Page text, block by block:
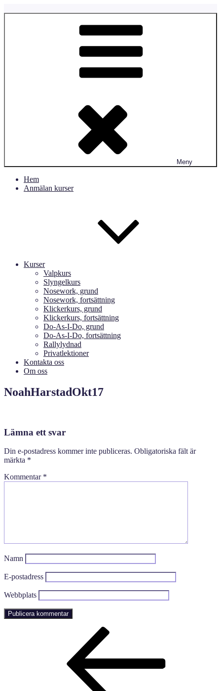
till
Fyrtassens Hundverksamhet
Meny
Hem
Anmälan kurser
Kurser
Valpkurs
Slyngelkurs
Nosework, grund
Nosework, fortsättning
Klickerkurs, grund
Klickerkurs, fortsättning
Do-As-I-Do, grund
Do-As-I-Do, fortsättning
Rallylydnad
Privatlektioner
Kontakta oss
Om oss
NoahHarstadOkt17
Lämna ett svar
Din e-postadress kommer inte publiceras. Obligatoriska fält är
märkta *
Kommentar *
Namn
E-postadress
Webbplats
Inläggsnavigering